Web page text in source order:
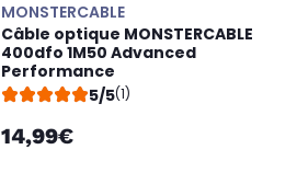
MONSTERCABLE
Câble optique MONSTERCABLE
400dfo 1M50 Advanced
Performance
5/5(1)
14,99€